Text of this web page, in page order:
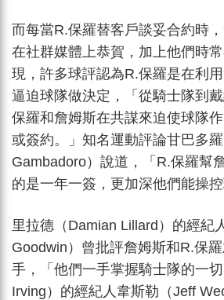
而每當R.保羅替客戶談妥合約時
在社群媒體上恭賀，加上他們時
現，許多球評認為R.保羅是在利
逼迫球隊做決定，「從騎士隊到
保羅和詹姆斯在共謀來迫使球隊
或簽約。」知名運動評論甘巴多
Gambadoro）說道，「R.保羅幫
的是一年一簽，更加深他們能操控
里拉德（Damian Lillard）的經紀
Goodwin）曾批評詹姆斯和R.保
手，「他們一手掌握騎士隊的一
Irving）的經紀人韋斯勒（Jeff